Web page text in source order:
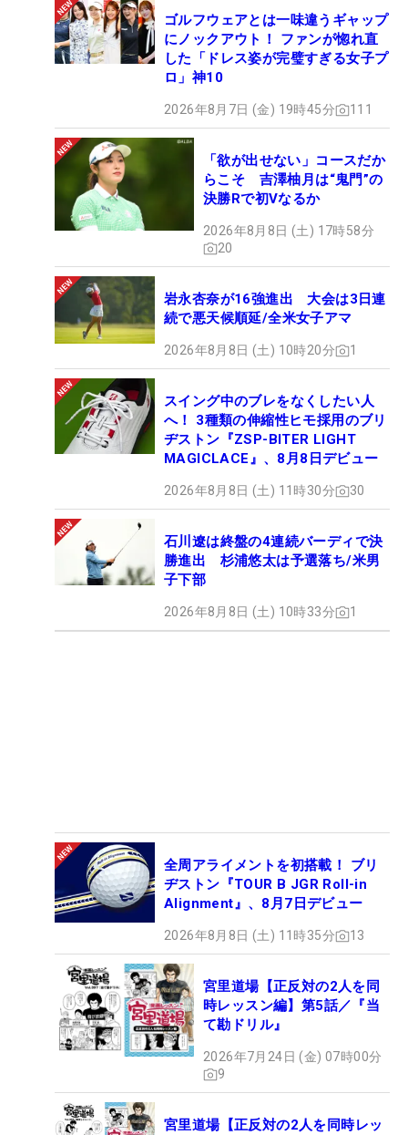
ゴルフウェアとは一味違うギャップ
にノックアウト！ ファンが惚れ直
した「ドレス姿が完璧すぎる女子プ
ロ」神10
2026年8月7日 (金) 19時45分 111
「欲が出せない」コースだか
らこそ 吉澤柚月は“鬼門”の
決勝Rで初Vなるか
2026年8月8日 (土) 17時58分
20
岩永杏奈が16強進出 大会は3日連
続で悪天候順延/全米女子アマ
2026年8月8日 (土) 10時20分 1
スイング中のブレをなくしたい人
へ！ 3種類の伸縮性ヒモ採用のブリ
ヂストン『ZSP-BITER LIGHT
MAGICLACE』、8月8日デビュー
2026年8月8日 (土) 11時30分 30
石川遼は終盤の4連続バーディで決
勝進出 杉浦悠太は予選落ち/米男
子下部
2026年8月8日 (土) 10時33分 1
全周アライメントを初搭載！ ブリ
ヂストン『TOUR B JGR Roll-in
Alignment』、8月7日デビュー
2026年8月8日 (土) 11時35分 13
宮里道場【正反対の2人を同
時レッスン編】第5話／『当
て勘ドリル』
2026年7月24日 (金) 07時00分
9
宮里道場【正反対の2人を同時レッ